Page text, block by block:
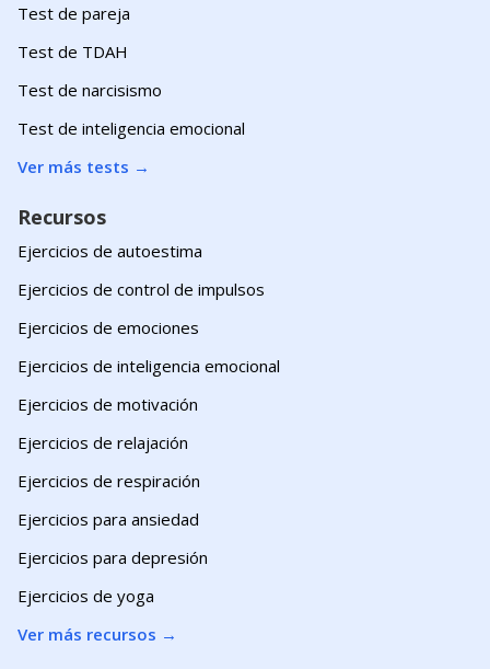
Test de pareja
Test de TDAH
Test de narcisismo
Test de inteligencia emocional
Ver más tests →
Recursos
Ejercicios de autoestima
Ejercicios de control de impulsos
Ejercicios de emociones
Ejercicios de inteligencia emocional
Ejercicios de motivación
Ejercicios de relajación
Ejercicios de respiración
Ejercicios para ansiedad
Ejercicios para depresión
Ejercicios de yoga
Ver más recursos →